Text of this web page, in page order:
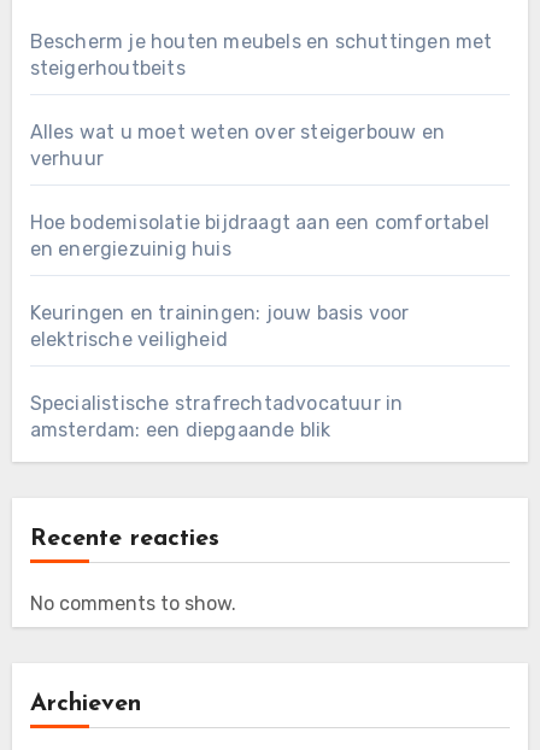
Bescherm je houten meubels en schuttingen met
steigerhoutbeits
Alles wat u moet weten over steigerbouw en
verhuur
Hoe bodemisolatie bijdraagt aan een comfortabel
en energiezuinig huis
Keuringen en trainingen: jouw basis voor
elektrische veiligheid
Specialistische strafrechtadvocatuur in
amsterdam: een diepgaande blik
Recente reacties
No comments to show.
Archieven